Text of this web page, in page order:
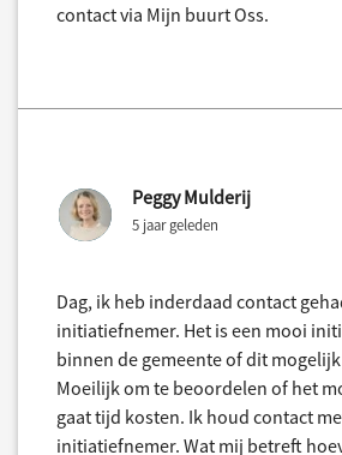
contact via Mijn buurt Oss.
Peggy Mulderij
5 jaar geleden
Dag, ik heb inderdaad contact
initiatiefnemer. Het is een mooi
binnen de gemeente of dit
Moeilijk om te beoordelen of het
gaat tijd kosten. Ik houd contact
initiatiefnemer. Wat mij betreft